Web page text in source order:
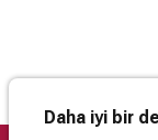
Daha iyi bir